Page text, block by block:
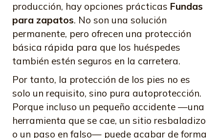
producción, hay opciones prácticas Fundas
para zapatos. No son una solución
permanente, pero ofrecen una protección
básica rápida para que los huéspedes
también estén seguros en la carretera.
Por tanto, la protección de los pies no es
solo un requisito, sino pura autoprotección.
Porque incluso un pequeño accidente —una
herramienta que se cae, un sitio resbaladizo
o un paso en falso— puede acabar de forma